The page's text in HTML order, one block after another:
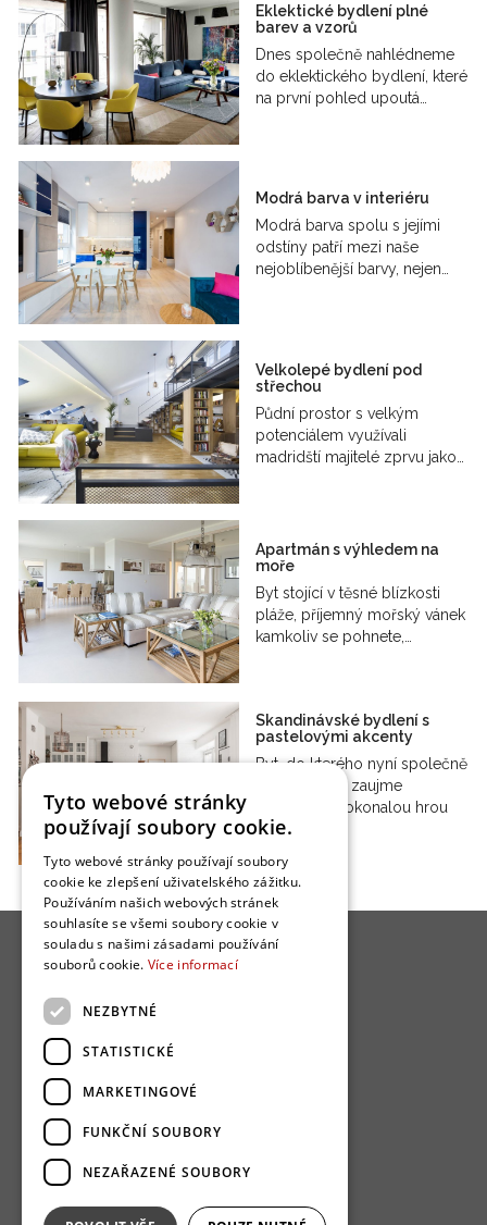
Eklektické bydlení plné
barev a vzorů
Dnes společně nahlédneme
do eklektického bydlení, které
na první pohled upoutá…
Modrá barva v interiéru
Modrá barva spolu s jejími
odstíny patří mezi naše
nejoblíbenější barvy, nejen…
Velkolepé bydlení pod
střechou
Půdní prostor s velkým
potenciálem využívali
madridští majitelé zprvu jako…
Apartmán s výhledem na
moře
Byt stojící v těsné blízkosti
pláže, příjemný mořský vánek
kamkoliv se pohnete,…
Skandinávské bydlení s
pastelovými akcenty
Byt, do kterého nyní společně
nahlédneme, zaujme
především dokonalou hrou
barev…
Uživatelské podmínky
Ochrana osobních údajú
Cookies
Tyto webové stránky
používají soubory cookie.
Tyto webové stránky používají soubory
cookie ke zlepšení uživatelského zážitku.
Používáním našich webových stránek
souhlasíte se všemi soubory cookie v
souladu s našimi zásadami používání
souborů cookie. Více informací
NEZBYTNÉ
STATISTICKÉ
MARKETINGOVÉ
FUNKČNÍ SOUBORY
NEZAŘAZENÉ SOUBORY